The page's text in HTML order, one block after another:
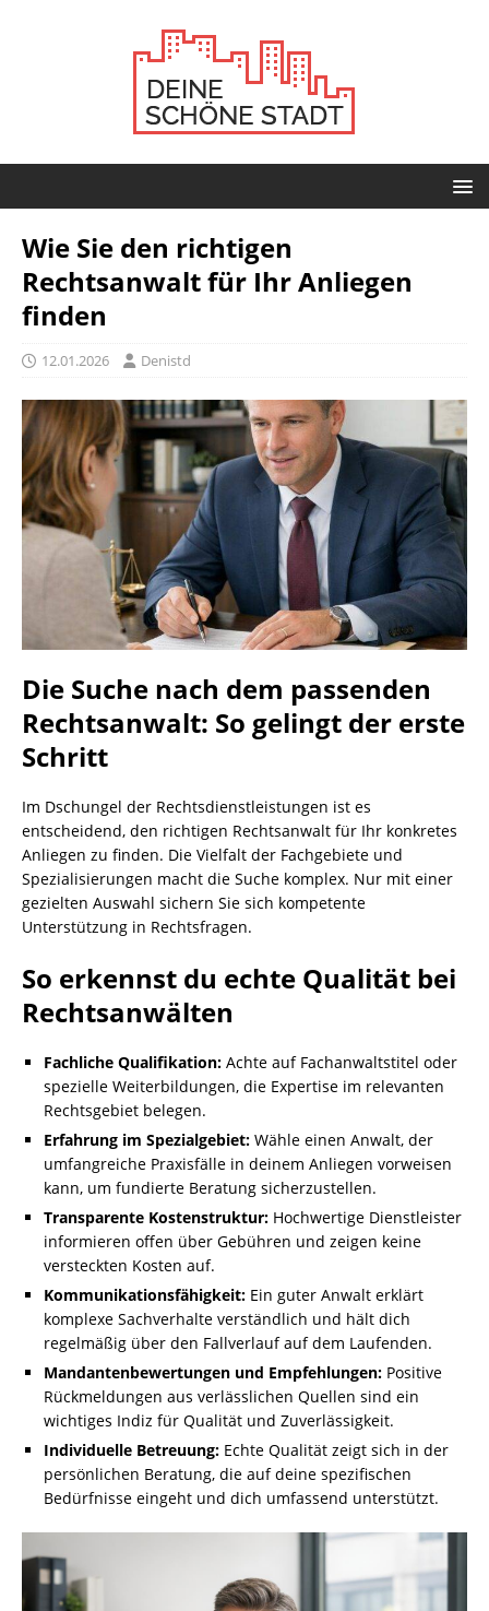
Wie Sie den richtigen
Rechtsanwalt für Ihr Anliegen
finden
12.01.2026 Denistd
Die Suche nach dem passenden
Rechtsanwalt: So gelingt der erste
Schritt
Im Dschungel der Rechtsdienstleistungen ist es
entscheidend, den richtigen Rechtsanwalt für Ihr konkretes
Anliegen zu finden. Die Vielfalt der Fachgebiete und
Spezialisierungen macht die Suche komplex. Nur mit einer
gezielten Auswahl sichern Sie sich kompetente
Unterstützung in Rechtsfragen.
So erkennst du echte Qualität bei
Rechtsanwälten
Fachliche Qualifikation: Achte auf Fachanwaltstitel oder
spezielle Weiterbildungen, die Expertise im relevanten
Rechtsgebiet belegen.
Erfahrung im Spezialgebiet: Wähle einen Anwalt, der
umfangreiche Praxisfälle in deinem Anliegen vorweisen
kann, um fundierte Beratung sicherzustellen.
Transparente Kostenstruktur: Hochwertige Dienstleister
informieren offen über Gebühren und zeigen keine
versteckten Kosten auf.
Kommunikationsfähigkeit: Ein guter Anwalt erklärt
komplexe Sachverhalte verständlich und hält dich
regelmäßig über den Fallverlauf auf dem Laufenden.
Mandantenbewertungen und Empfehlungen: Positive
Rückmeldungen aus verlässlichen Quellen sind ein
wichtiges Indiz für Qualität und Zuverlässigkeit.
Individuelle Betreuung: Echte Qualität zeigt sich in der
persönlichen Beratung, die auf deine spezifischen
Bedürfnisse eingeht und dich umfassend unterstützt.